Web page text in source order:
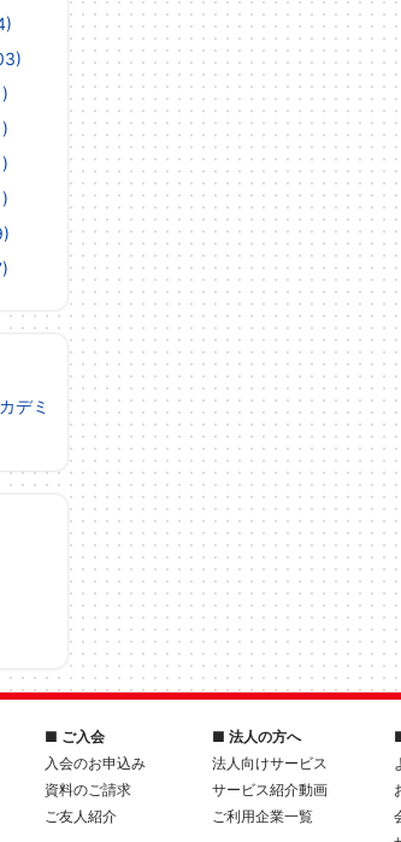
デミ
■ ご入会
入会のお申込み
資料のご請求
ご友人紹介
■ 法人の方へ
法人向けサービス
サービス紹介動画
ご利用企業一覧